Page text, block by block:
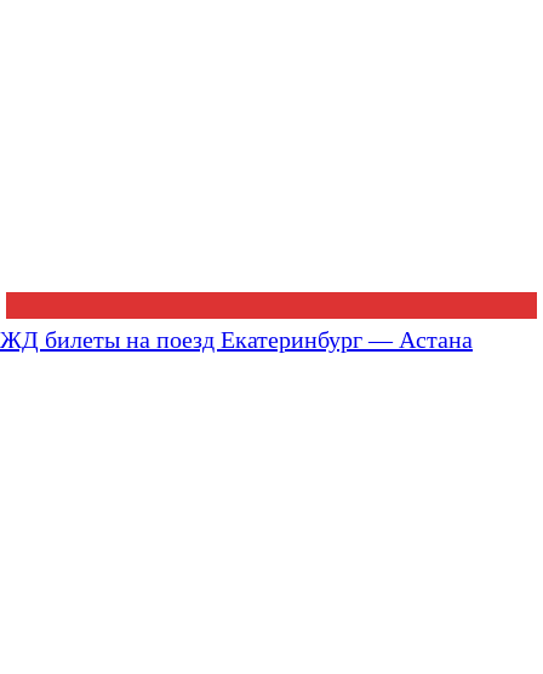
ЖД билеты на поезд Екатеринбург — Астана